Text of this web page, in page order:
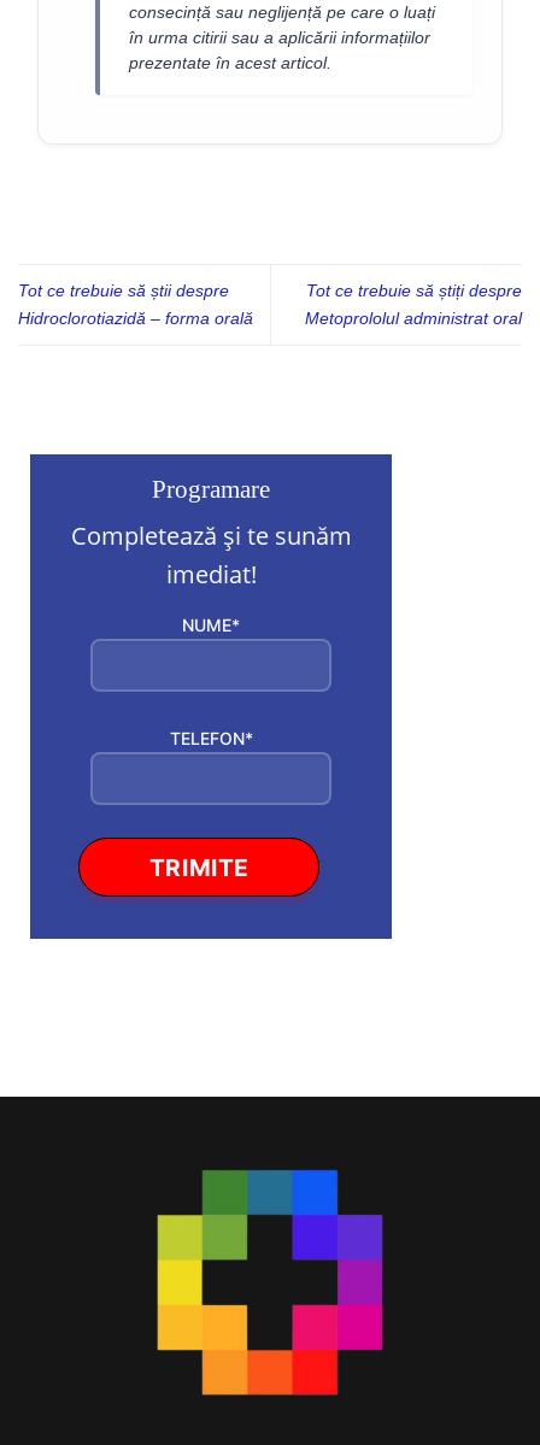
consecință sau neglijență pe care o luați
în urma citirii sau a aplicării informațiilor
prezentate în acest articol.
Tot ce trebuie să știi despre
Hidroclorotiazidă – forma orală
Tot ce trebuie să știți despre
Metoprololul administrat oral
Programare
Completează și te sunăm
imediat!
NUME*
TELEFON*